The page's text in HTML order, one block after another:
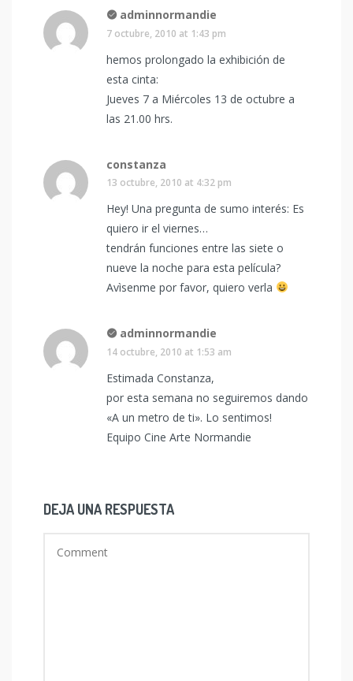
adminnormandie
7 octubre, 2010 at 1:43 pm
hemos prolongado la exhibición de
esta cinta:
Jueves 7 a Miércoles 13 de octubre a
las 21.00 hrs.
constanza
13 octubre, 2010 at 4:32 pm
Hey! Una pregunta de sumo interés: Es
quiero ir el viernes…
tendrán funciones entre las siete o
nueve la noche para esta película?
Avìsenme por favor, quiero verla
adminnormandie
14 octubre, 2010 at 1:53 am
Estimada Constanza,
por esta semana no seguiremos dando
«A un metro de ti». Lo sentimos!
Equipo Cine Arte Normandie
DEJA UNA RESPUESTA